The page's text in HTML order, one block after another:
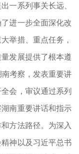
一系列事关长远、
进一步全面深化改
举措、重点任务，
发展提供了根本遵
考察，发表重要讲
会，审议通过系列
南重要讲话和指示
方法路径。为深入
神以及习近平总书